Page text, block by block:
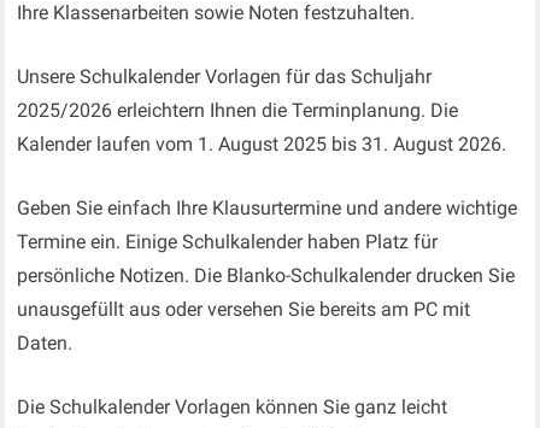
Ihre Klassenarbeiten sowie Noten festzuhalten.
Unsere Schulkalender Vorlagen für das Schuljahr
2025/2026 erleichtern Ihnen die Terminplanung. Die
Kalender laufen vom 1. August 2025 bis 31. August 2026.
Geben Sie einfach Ihre Klausurtermine und andere wichtige
Termine ein. Einige Schulkalender haben Platz für
persönliche Notizen. Die Blanko-Schulkalender drucken Sie
unausgefüllt aus oder versehen Sie bereits am PC mit
Daten.
Die Schulkalender Vorlagen können Sie ganz leicht